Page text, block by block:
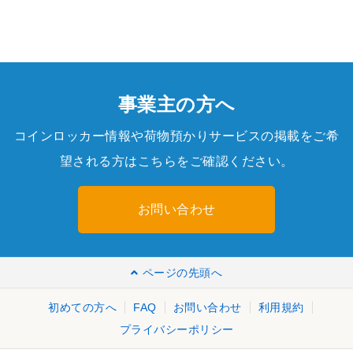
事業主の方へ
コインロッカー情報や荷物預かりサービスの掲載をご希
望される方はこちらをご確認ください。
お問い合わせ
ページの先頭へ
初めての方へ FAQ お問い合わせ
利用規約
プライバシーポリシー